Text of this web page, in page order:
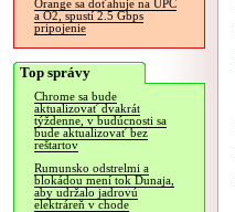
Orange sa doťahuje na UPC
a O2, spustí 2.5 Gbps
pripojenie
Top správy
Chrome sa bude
aktualizovať dvakrát
týždenne, v budúcnosti sa
bude aktualizovať bez
reštartov
Rumunsko odstrelmi a
blokádou mení tok Dunaja,
aby udržalo jadrovú
elektráreň v chode